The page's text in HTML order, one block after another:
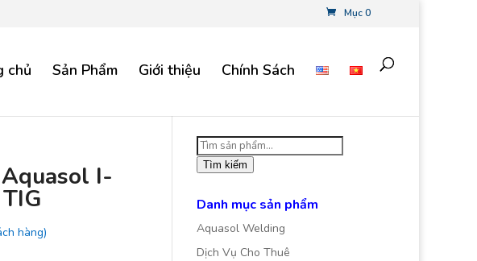
Mục 0
chủ Sản Phẩm Giới thiệu Chính Sách
I-
hàng)
Tìm
kiếm:
Tìm kiếm
Danh mục sản phẩm
Aquasol Welding
Dịch Vụ Cho Thuê